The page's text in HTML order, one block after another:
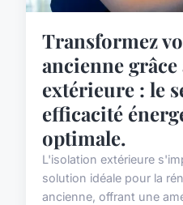
Transformez
ancienne
extérieure : le
efficacité
optimale.
L'isolation extérieure
solution idéale pour la
ancienne, offrant une